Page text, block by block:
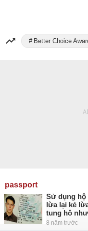
Better Choice
passport
Sử dụng hộ
lừa lại kẻ
tung hô
8 năm trước